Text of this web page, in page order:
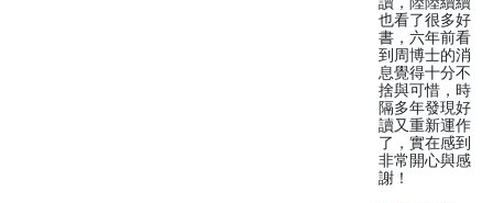
也看了很多好
書，六年前看
到周博士的消
息覺得十分不
捨與可惜，時
隔多年發現好
讀又重新運作
了，實在感到
非常開心與感
謝！